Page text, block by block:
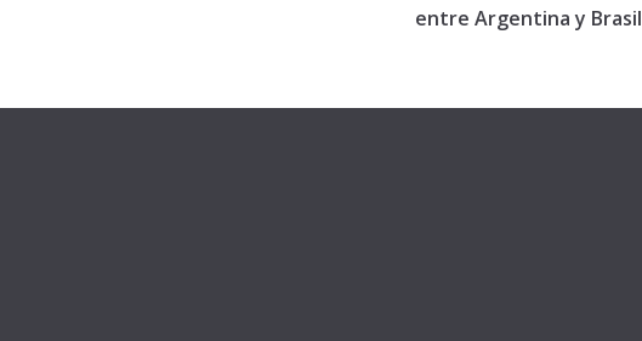
entre Argentina y Brasil